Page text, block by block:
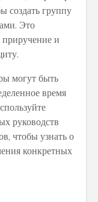
создать группу
Это
и
могут быть
время
руководств
чтобы узнать о
конкретных